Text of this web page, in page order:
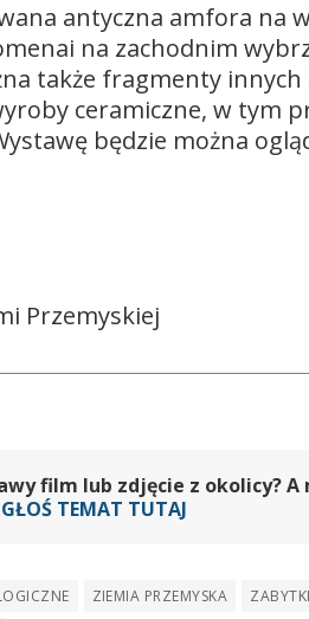
antyczna amfora na
na zachodnim
także fragmenty
ceramiczne, w tym
będzie można
Przemyskiej
film lub zdjęcie z okolicy? A
TEMAT TUTAJ
ZIEMIA PRZEMYSKA